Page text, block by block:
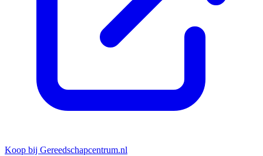
Koop bij Gereedschapcentrum.nl